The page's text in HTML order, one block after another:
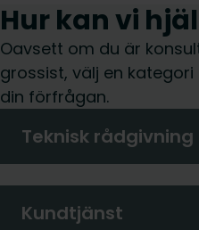
Hur kan vi
Oavsett om du är
grossist, välj en
din förfrågan.
Teknisk rådgivning
Kundtjänst